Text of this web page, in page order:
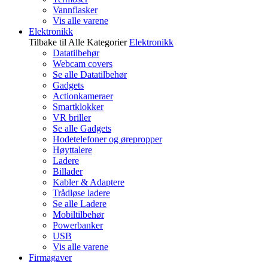
Vannflasker
Vis alle varene
Elektronikk
Tilbake til Alle Kategorier Elektronikk
Datatilbehør
Webcam covers
Se alle Datatilbehør
Gadgets
Actionkameraer
Smartklokker
VR briller
Se alle Gadgets
Hodetelefoner og ørepropper
Høyttalere
Ladere
Billader
Kabler & Adaptere
Trådløse ladere
Se alle Ladere
Mobiltilbehør
Powerbanker
USB
Vis alle varene
Firmagaver